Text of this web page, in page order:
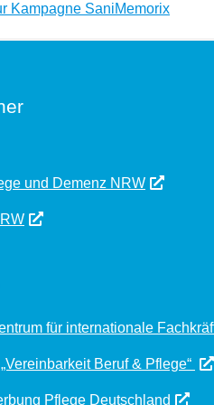
Kampagne SaniMemorix
und Demenz NRW
für internationale
Beruf & Pflege“
Pflege Deutschland